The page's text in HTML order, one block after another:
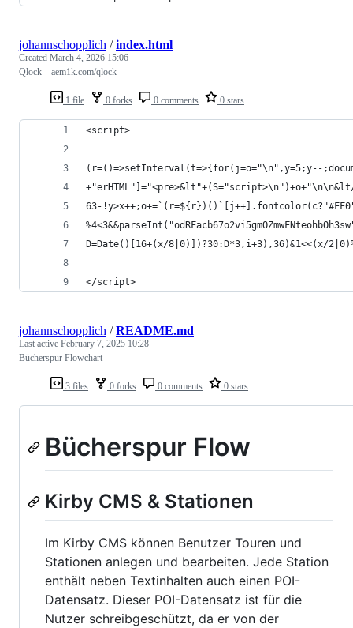
1 file 0 forks 0 comments 0 stars
johannschopplich /index.html
Created March 4, 2026 15:06
Qlock – aem1k.com/qlock
<script>
(r=()=>setInterval(t=>{for(j=o="\n",y=5;y--
63-
D=Date()[16+(x/8|0)])?30:D*3,i+3),36)&1<<(x/
</script>
3 files 0 forks 0 comments 0 stars
johannschopplich /README.md
Last active February 7, 2025 10:28
Bücherspur Flowchart
Bücherspur Flow
Kirby CMS & Stationen
Im Kirby CMS können Benutzer Touren und
Stationen anlegen und bearbeiten. Jede Station
enthält neben Textinhalten auch einen POI-
Datensatz. Dieser POI-Datensatz ist für die
Nutzer schreibgeschützt, da er von der